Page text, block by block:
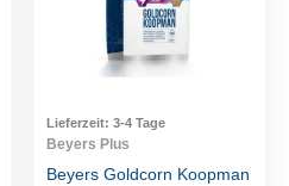
Lieferzeit: 3-4 Tage
Beyers Plus
Beyers Goldcorn Koopman